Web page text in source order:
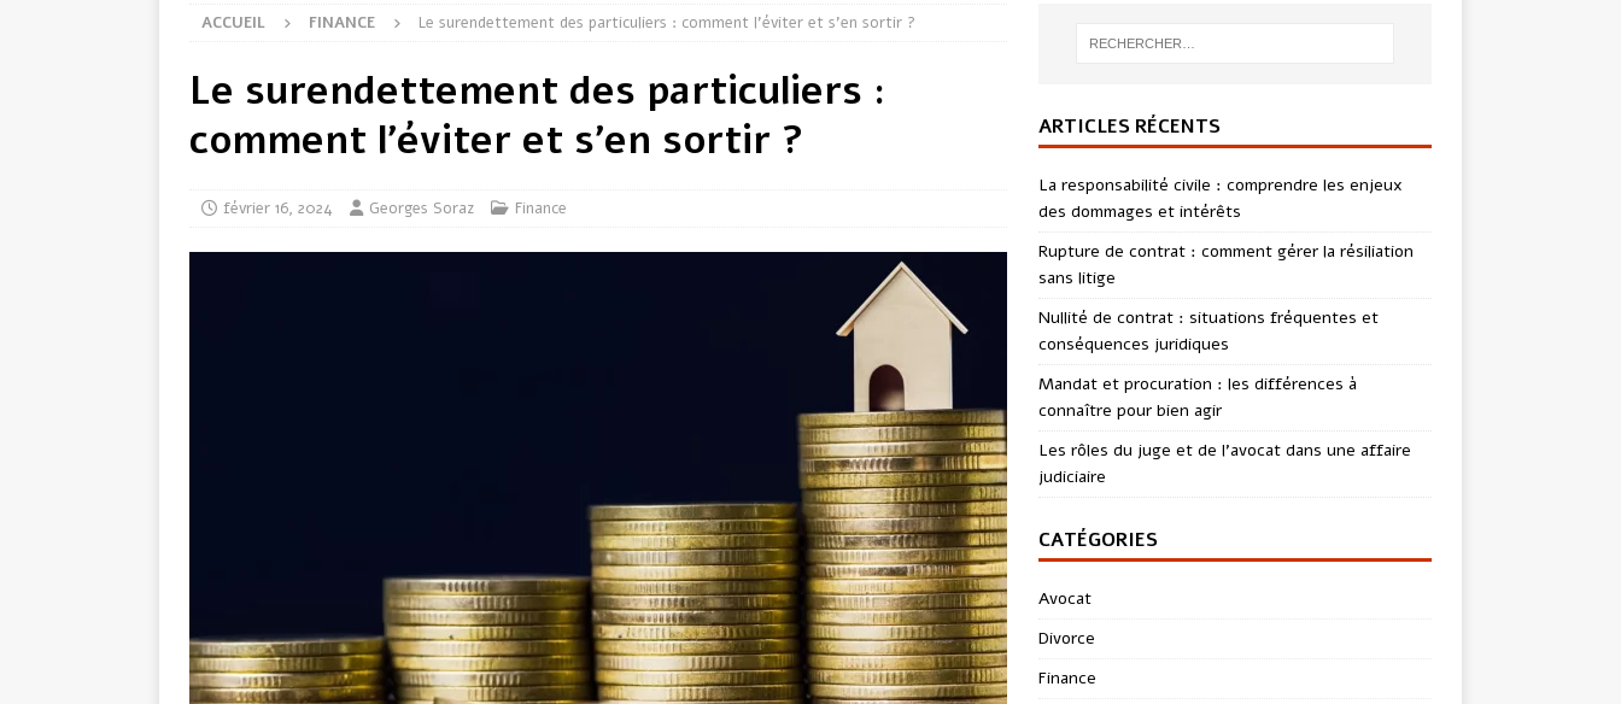
ACCUEIL FINANCE Le surendettement des particuliers : comment l’éviter et s’en sortir ?
Le surendettement des particuliers :
comment l’éviter et s’en sortir ?
février 16, 2024 Georges Soraz Finance
ARTICLES RÉCENTS
La responsabilité civile : comprendre les enjeux
des dommages et intérêts
Rupture de contrat : comment gérer la résiliation
sans litige
Nullité de contrat : situations fréquentes et
conséquences juridiques
Mandat et procuration : les différences à
connaître pour bien agir
Les rôles du juge et de l’avocat dans une affaire
judiciaire
CATÉGORIES
Avocat
Divorce
Finance